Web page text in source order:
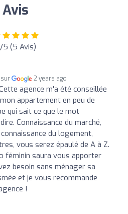
/5 (5 Avis)
sur 2 years ago
agence m'a été conseillée
appartement en peu de
qui sait ce que le mot
Connaissance du marché,
du logement,
vous serez épaulé de A à Z.
féminin saura vous apporter
besoin sans ménager sa
et je vous recommande
!